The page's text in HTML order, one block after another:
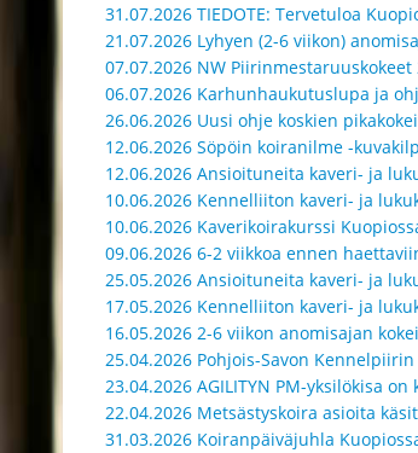
31.07.2026 TIEDOTE: Tervetuloa
21.07.2026 Lyhyen (2-6 viikon)
07.07.2026 NW Piirinmestaruuskokeet
06.07.2026 Karhunhaukutuslupa ja
26.06.2026 Uusi ohje koskien
12.06.2026 Söpöin koiranilme -
12.06.2026 Ansioituneita kaveri- ja
10.06.2026 Kennelliiton kaveri- ja
10.06.2026 Kaverikoirakurssi
09.06.2026 6-2 viikkoa ennen
25.05.2026 Ansioituneita kaveri- ja
17.05.2026 Kennelliiton kaveri- ja
16.05.2026 2-6 viikon anomisajan
25.04.2026 Pohjois-Savon
23.04.2026 AGILITYN PM-yksilökisa on
22.04.2026 Metsästyskoira asioita
31.03.2026 Koiranpäiväjuhla